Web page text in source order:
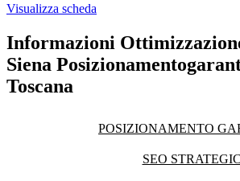
Visualizza scheda
Informazioni
Siena
Toscana
POSIZIONAMENTO
SEO